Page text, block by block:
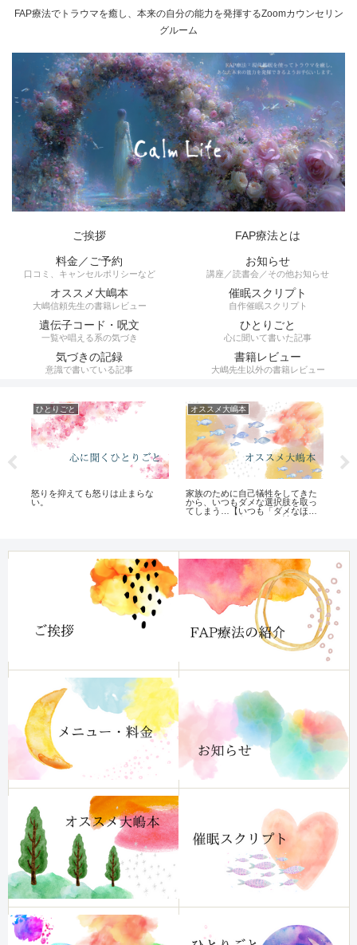
FAP療法でトラウマを癒し、本来の自分の能力を発揮するZoomカウンセリン
グルーム
ご挨拶
FAP療法とは
料金／ご予約
口コミ、キャンセルポリシーなど
お知らせ
講座／読書会／その他お知らせ
オススメ大嶋本
大嶋信頼先生の書籍レビュー
催眠スクリプト
自作催眠スクリプト
遺伝子コード・呪文
一覧や唱える系の気づき
ひとりごと
心に聞いて書いた記事
気づきの記録
意識で書いている記事
書籍レビュー
大嶋先生以外の書籍レビュー
ひとりごと
怒りを抑えても怒りは止まらな
い。
オススメ大嶋本
家族のために自己犠牲をしてきた
から、いつもダメな選択肢を取っ
てしまう…【いつも「ダメなほう